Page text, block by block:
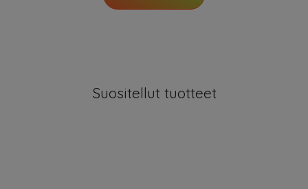
Suositellut tuotteet